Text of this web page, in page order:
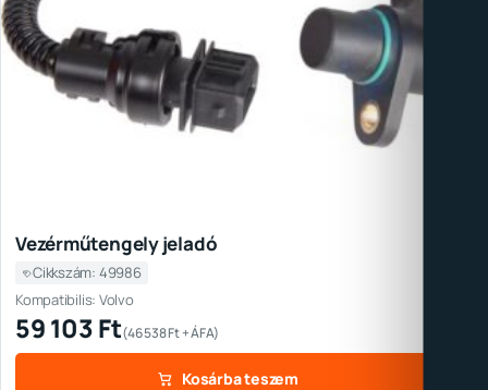
Vezérműtengely jeladó
Cikkszám: 49986
Kompatibilis: Volvo
59 103Ft(46 538Ft+ ÁFA)
Kosárba teszem